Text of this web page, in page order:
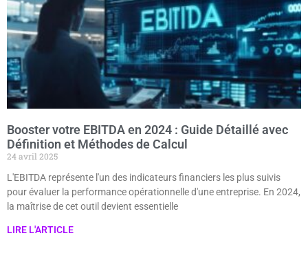
Booster votre EBITDA en 2024 : Guide Détaillé avec
Définition et Méthodes de Calcul
24 avril 2025
L'EBITDA représente l'un des indicateurs financiers les plus suivis
pour évaluer la performance opérationnelle d'une entreprise. En 2024,
la maîtrise de cet outil devient essentielle
LIRE L'ARTICLE